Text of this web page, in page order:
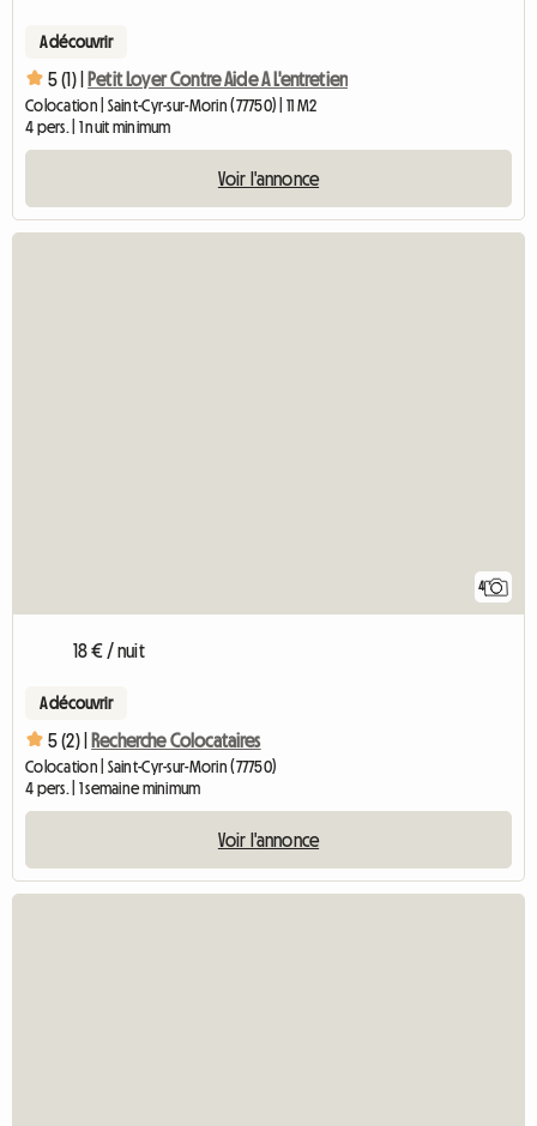
A découvrir
5 (1) | Petit Loyer Contre Aide A L'entretien
Colocation | Saint-Cyr-sur-Morin (77750) | 11 M2
4 pers. | 1 nuit minimum
Voir l'annonce
4
18 € / nuit
A découvrir
5 (2) | Recherche Colocataires
Colocation | Saint-Cyr-sur-Morin (77750)
4 pers. | 1 semaine minimum
Voir l'annonce